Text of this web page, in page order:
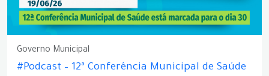
Governo Municipal
#Podcast – 12ª Conferência Municipal de Saúde